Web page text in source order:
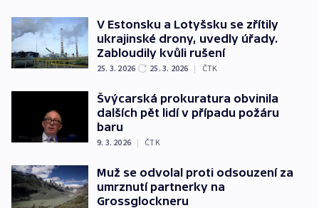
V Estonsku a Lotyšsku se zřítily
ukrajinské drony, uvedly úřady.
Zabloudily kvůli rušení
25. 3. 2026 25. 3. 2026 | ČTK
Švýcarská prokuratura obvinila
dalších pět lidí v případu požáru
baru
9. 3. 2026 | ČTK
Muž se odvolal proti odsouzení za
umrznutí partnerky na
Grossglockneru